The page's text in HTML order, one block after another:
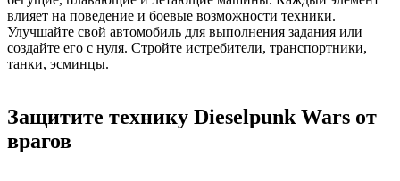
влияет на поведение и боевые возможности техники.
Улучшайте свой автомобиль для выполнения задания или
создайте его с нуля. Стройте истребители, транспортники,
танки, эсминцы.
Защитите технику Dieselpunk Wars от
врагов